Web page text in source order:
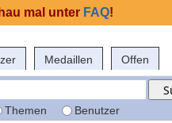
Medaillen Offen
Themen Benutzer
mal unter FAQ!